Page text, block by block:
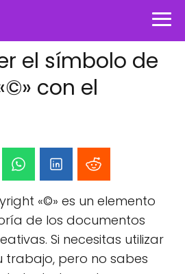
el símbolo de
con el
«©» es un elemento
de los documentos
Si necesitas utilizar
trabajo, pero no sabes